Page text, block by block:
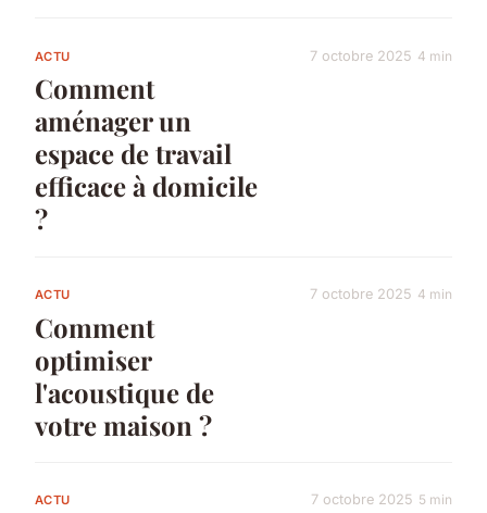
ACTU
Comment
aménager un
espace de travail
efficace à domicile
?
7 octobre 2025 4 min
ACTU
Comment
optimiser
l'acoustique de
votre maison ?
7 octobre 2025 4 min
ACTU 7 octobre 2025 5 min